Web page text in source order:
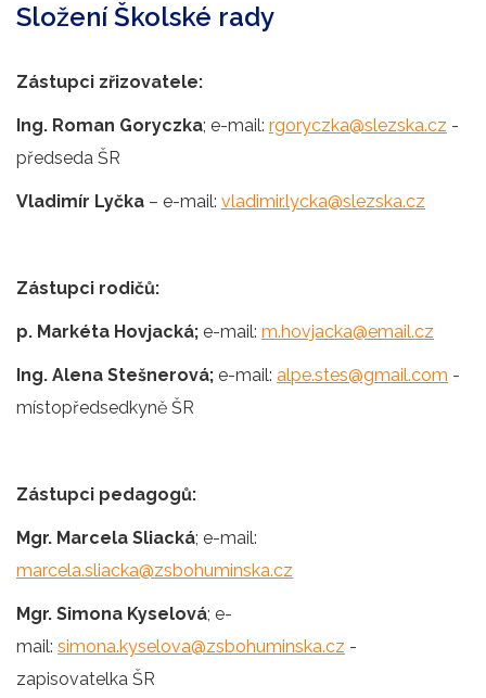
Složení Školské rady
Zástupci zřizovatele:
Ing. Roman Goryczka; e-mail: rgoryczka@slezska.cz -
předseda ŠR
Vladimír Lyčka – e-mail: vladimir.lycka@slezska.cz
Zástupci rodičů:
p. Markéta Hovjacká; e-mail: m.hovjacka@email.cz
Ing. Alena Stešnerová; e-mail: alpe.stes@gmail.com -
místopředsedkyně ŠR
Zástupci pedagogů:
Mgr. Marcela Sliacká; e-mail:
marcela.sliacka@zsbohuminska.cz
Mgr. Simona Kyselová; e-
mail: simona.kyselova@zsbohuminska.cz -
zapisovatelka ŠR